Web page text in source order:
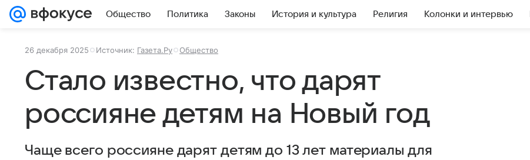
Общество Политика Законы История и культура Религия Колонки и интервью
26 декабря 2025 Источник: Газета.Ру Общество
Стало известно, что дарят
россияне детям на Новый год
Чаще всего россияне дарят детям до 13 лет материалы для